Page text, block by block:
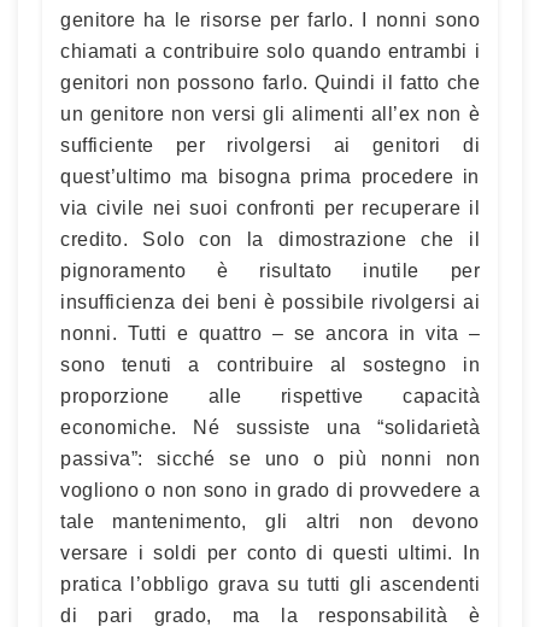
genitore ha le risorse per farlo. I nonni sono
chiamati a contribuire solo quando entrambi i
genitori non possono farlo. Quindi il fatto che
un genitore non versi gli alimenti all’ex non è
sufficiente per rivolgersi ai genitori di
quest’ultimo ma bisogna prima procedere in
via civile nei suoi confronti per recuperare il
credito. Solo con la dimostrazione che il
pignoramento è risultato inutile per
insufficienza dei beni è possibile rivolgersi ai
nonni. Tutti e quattro – se ancora in vita –
sono tenuti a contribuire al sostegno in
proporzione alle rispettive capacità
economiche. Né sussiste una “solidarietà
passiva”: sicché se uno o più nonni non
vogliono o non sono in grado di provvedere a
tale mantenimento, gli altri non devono
versare i soldi per conto di questi ultimi. In
pratica l’obbligo grava su tutti gli ascendenti
di pari grado, ma la responsabilità è